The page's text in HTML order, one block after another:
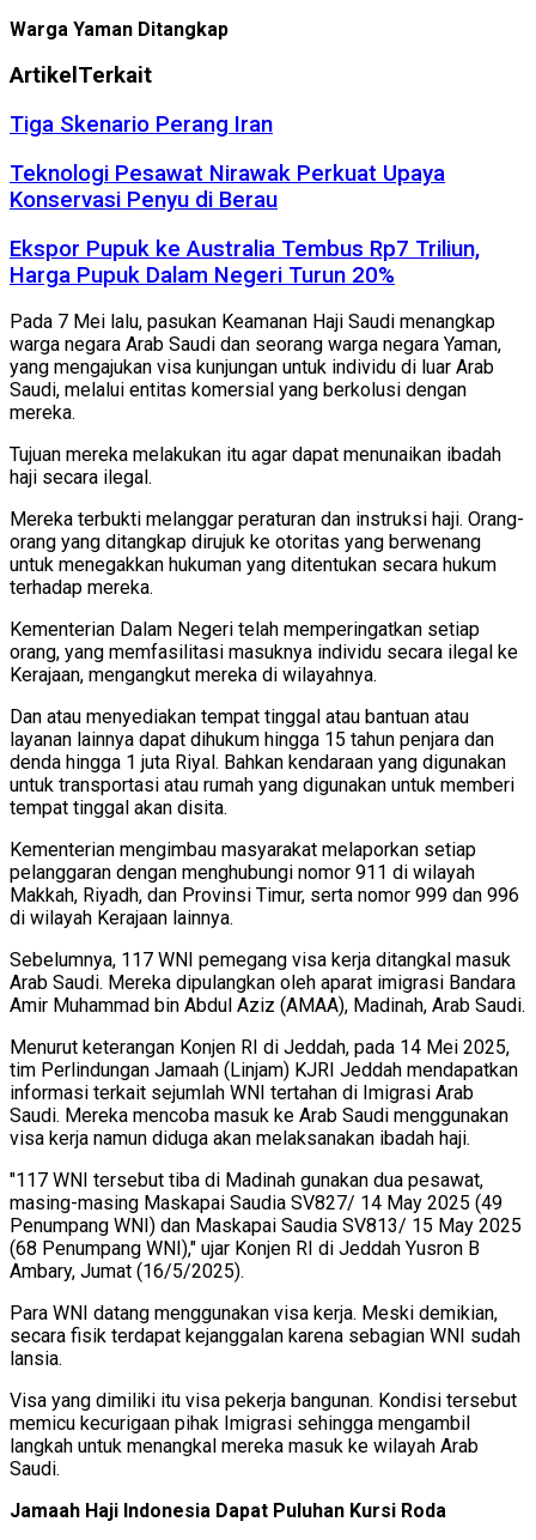
Warga Yaman Ditangkap
Artikel Terkait
Tiga Skenario Perang Iran
Teknologi Pesawat Nirawak Perkuat Upaya
Konservasi Penyu di Berau
Ekspor Pupuk ke Australia Tembus Rp7 Triliun,
Harga Pupuk Dalam Negeri Turun 20%
Pada 7 Mei lalu, pasukan Keamanan Haji Saudi menangkap
warga negara Arab Saudi dan seorang warga negara Yaman,
yang mengajukan visa kunjungan untuk individu di luar Arab
Saudi, melalui entitas komersial yang berkolusi dengan
mereka.
Tujuan mereka melakukan itu agar dapat menunaikan ibadah
haji secara ilegal.
Mereka terbukti melanggar peraturan dan instruksi haji. Orang-
orang yang ditangkap dirujuk ke otoritas yang berwenang
untuk menegakkan hukuman yang ditentukan secara hukum
terhadap mereka.
Kementerian Dalam Negeri telah memperingatkan setiap
orang, yang memfasilitasi masuknya individu secara ilegal ke
Kerajaan, mengangkut mereka di wilayahnya.
Dan atau menyediakan tempat tinggal atau bantuan atau
layanan lainnya dapat dihukum hingga 15 tahun penjara dan
denda hingga 1 juta Riyal. Bahkan kendaraan yang digunakan
untuk transportasi atau rumah yang digunakan untuk memberi
tempat tinggal akan disita.
Kementerian mengimbau masyarakat melaporkan setiap
pelanggaran dengan menghubungi nomor 911 di wilayah
Makkah, Riyadh, dan Provinsi Timur, serta nomor 999 dan 996
di wilayah Kerajaan lainnya.
Sebelumnya, 117 WNI pemegang visa kerja ditangkal masuk
Arab Saudi. Mereka dipulangkan oleh aparat imigrasi Bandara
Amir Muhammad bin Abdul Aziz (AMAA), Madinah, Arab Saudi.
Menurut keterangan Konjen RI di Jeddah, pada 14 Mei 2025,
tim Perlindungan Jamaah (Linjam) KJRI Jeddah mendapatkan
informasi terkait sejumlah WNI tertahan di Imigrasi Arab
Saudi. Mereka mencoba masuk ke Arab Saudi menggunakan
visa kerja namun diduga akan melaksanakan ibadah haji.
"117 WNI tersebut tiba di Madinah gunakan dua pesawat,
masing-masing Maskapai Saudia SV827/ 14 May 2025 (49
Penumpang WNI) dan Maskapai Saudia SV813/ 15 May 2025
(68 Penumpang WNI)," ujar Konjen RI di Jeddah Yusron B
Ambary, Jumat (16/5/2025).
Para WNI datang menggunakan visa kerja. Meski demikian,
secara fisik terdapat kejanggalan karena sebagian WNI sudah
lansia.
Visa yang dimiliki itu visa pekerja bangunan. Kondisi tersebut
memicu kecurigaan pihak Imigrasi sehingga mengambil
langkah untuk menangkal mereka masuk ke wilayah Arab
Saudi.
Jamaah Haji Indonesia Dapat Puluhan Kursi Roda